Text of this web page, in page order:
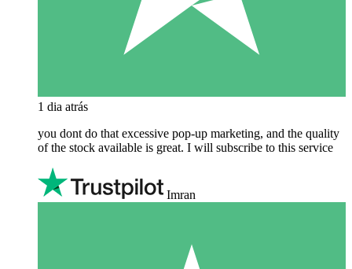
1 dia atrás
you dont do that excessive pop-up marketing, and the quality
of the stock available is great. I will subscribe to this service
Imran